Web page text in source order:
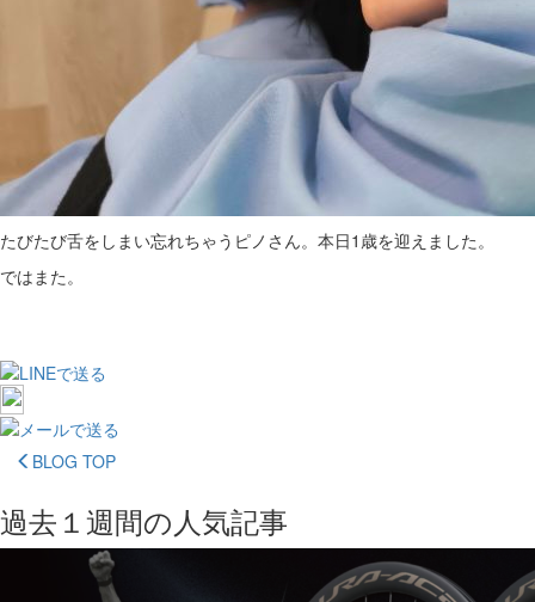
たびたび舌をしまい忘れちゃうピノさん。本日1歳を迎えました。
ではまた。
BLOG TOP
過去１週間の人気記事